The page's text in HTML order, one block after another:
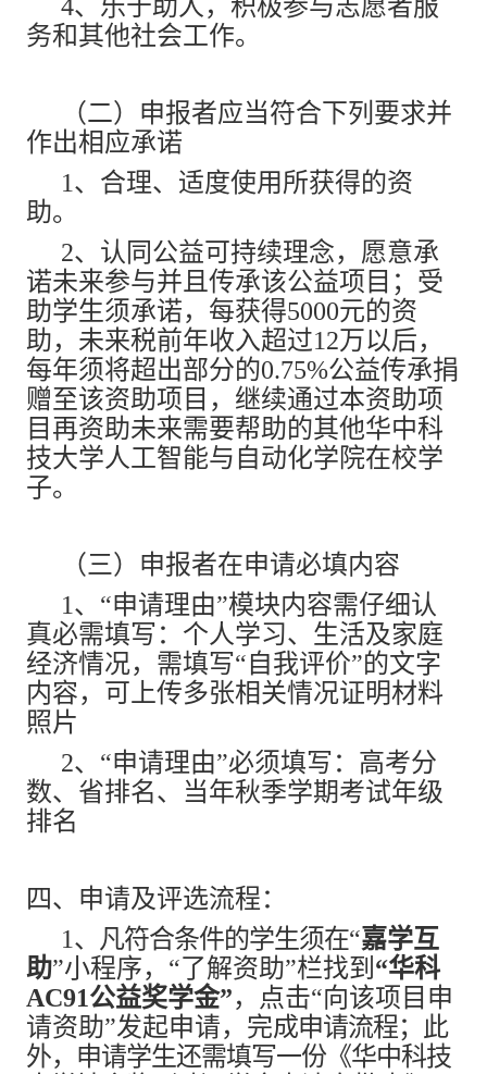
4、乐于助人，积极参与志愿者服
务和其他社会工作。
（二）申报者应当符合下列要求并
作出相应承诺
1、合理、适度使用所获得的资
助。
2、认同公益可持续理念，愿意承
诺未来参与并且传承该公益项目；受
助学生须承诺，每获得5000元的资
助，未来税前年收入超过12万以后，
每年须将超出部分的0.75%公益传承捐
赠至该资助项目，继续通过本资助项
目再资助未来需要帮助的其他华中科
技大学人工智能与自动化学院在校学
子。
（三）申报者在申请必填内容
1、“申请理由”模块内容需仔细认
真必需填写：个人学习、生活及家庭
经济情况，需填写“自我评价”的文字
内容，可上传多张相关情况证明材料
照片
2、“申请理由”必须填写：高考分
数、省排名、当年秋季学期考试年级
排名
四、申请及评选流程：
1、凡符合条件的学生须在“嘉学互
助”小程序，“了解资助”栏找到 “华科
AC91公益奖学金”，点击“向该项目申
请资助”发起申请，完成申请流程；此
外，申请学生还需填写一份《华中科技